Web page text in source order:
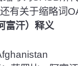
有关于缩略词
富汗）释义